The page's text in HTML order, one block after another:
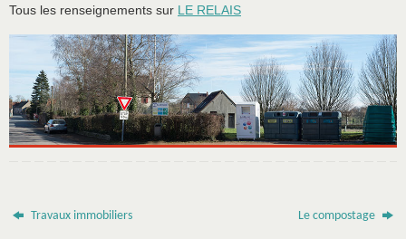
Tous les renseignements sur LE RELAIS
Travaux immobiliers Le compostage